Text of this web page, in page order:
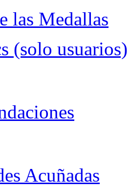
las Medallas
(solo usuarios)
Acuñadas